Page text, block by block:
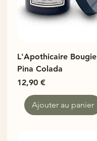
L'Apothicaire Bougie
Pina Colada
Prix
12,90 €
Ajouter au panier